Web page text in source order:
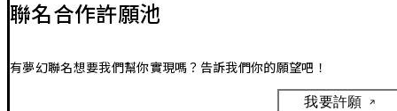
聯名合作許願池
有夢幻聯名想要我們幫你實現嗎？告訴我們你的願望吧！
我要許願